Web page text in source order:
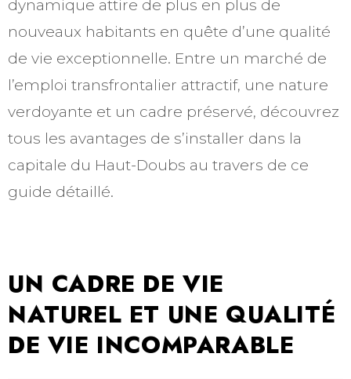
dynamique attire de plus en plus de
nouveaux habitants en quête d’une qualité
de vie exceptionnelle. Entre un marché de
l’emploi transfrontalier attractif, une nature
verdoyante et un cadre préservé, découvrez
tous les avantages de s’installer dans la
capitale du Haut-Doubs au travers de ce
guide détaillé.
UN CADRE DE VIE
NATUREL ET UNE QUALITÉ
DE VIE INCOMPARABLE